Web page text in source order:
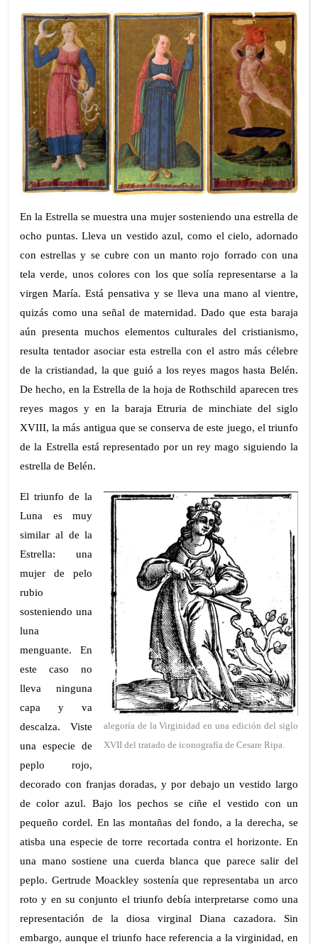
En la Estrella se muestra una mujer sosteniendo una estrella de
ocho puntas. Lleva un vestido azul, como el cielo, adornado
con estrellas y se cubre con un manto rojo forrado con una
tela verde, unos colores con los que solía representarse a la
virgen María. Está pensativa y se lleva una mano al vientre,
quizás como una señal de maternidad. Dado que esta baraja
aún presenta muchos elementos culturales del cristianismo,
resulta tentador asociar esta estrella con el astro más célebre
de la cristiandad, la que guió a los reyes magos hasta Belén.
De hecho, en la Estrella de la hoja de Rothschild aparecen tres
reyes magos y en la baraja Etruria de minchiate del siglo
XVIII, la más antigua que se conserva de este juego, el triunfo
de la Estrella está representado por un rey mago siguiendo la
estrella de Belén.
alegoría de la Virginidad en una edición del siglo
XVII del tratado de iconografía de Cesare Ripa.
El triunfo de la
Luna es muy
similar al de la
Estrella: una
mujer de pelo
rubio
sosteniendo una
luna
menguante. En
este caso no
lleva ninguna
capa y va
descalza. Viste
una especie de
peplo rojo,
decorado con franjas doradas, y por debajo un vestido largo
de color azul. Bajo los pechos se ciñe el vestido con un
pequeño cordel. En las montañas del fondo, a la derecha, se
atisba una especie de torre recortada contra el horizonte. En
una mano sostiene una cuerda blanca que parece salir del
peplo. Gertrude Moackley sostenía que representaba un arco
roto y en su conjunto el triunfo debía interpretarse como una
representación de la diosa virginal Diana cazadora. Sin
embargo, aunque el triunfo hace referencia a la virginidad, en